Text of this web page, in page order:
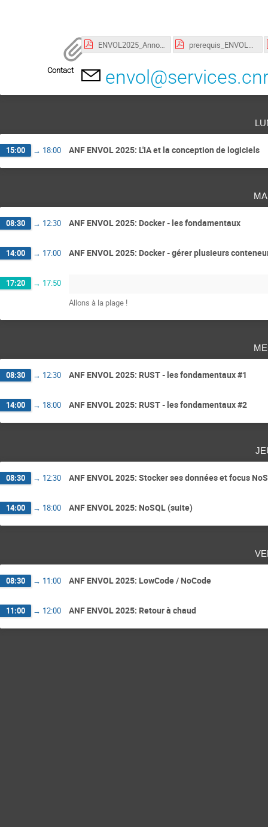
ENVOL2025_Annonce.pdf prerequis_ENVOL_IA_aide_au_dev.pdf
Contact
15:00 → 18:00 ANF ENVOL 2025: L'IA et la conception de logiciels
08:30 → 12:30 ANF ENVOL 2025: Docker - les fondamentaux
14:00 → 17:00 ANF ENVOL 2025: Docker - gérer plusieurs
17:20 → 17:50
Allons à la plage !
08:30 → 12:30 ANF ENVOL 2025: RUST - les fondamentaux #1
14:00 → 18:00 ANF ENVOL 2025: RUST - les fondamentaux #2
08:30 → 12:30 ANF ENVOL 2025: Stocker ses données et focus
14:00 → 18:00 ANF ENVOL 2025: NoSQL (suite)
08:30 → 11:00 ANF ENVOL 2025: LowCode / NoCode
11:00 → 12:00 ANF ENVOL 2025: Retour à chaud